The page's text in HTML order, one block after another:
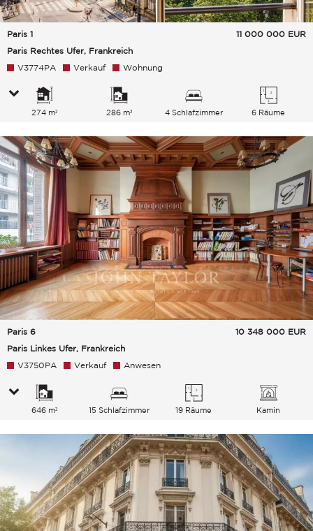
Paris 1
Paris Rechtes Ufer, Frankreich
11 000 000 EUR
V3774PA Verkauf Wohnung
274 m² 286 m² 4 Schlafzimmer 6 Räume
Paris 6
Paris Linkes Ufer, Frankreich
10 348 000 EUR
V3750PA Verkauf Anwesen
646 m² 15 Schlafzimmer 19 Räume Kamin